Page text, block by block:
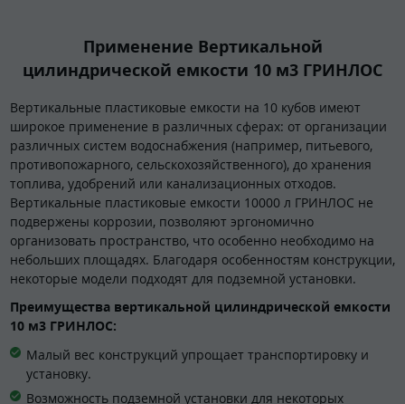
Применение Вертикальной
цилиндрической емкости 10 м3 ГРИНЛОС
Вертикальные пластиковые емкости на 10 кубов имеют
широкое применение в различных сферах: от организации
различных систем водоснабжения (например, питьевого,
противопожарного, сельскохозяйственного), до хранения
топлива, удобрений или канализационных отходов.
Вертикальные пластиковые емкости 10000 л ГРИНЛОС не
подвержены коррозии, позволяют эргономично
организовать пространство, что особенно необходимо на
небольших площадях. Благодаря особенностям конструкции,
некоторые модели подходят для подземной установки.
Преимущества вертикальной цилиндрической емкости
10 м3 ГРИНЛОС:
Малый вес конструкций упрощает транспортировку и
установку.
Возможность подземной установки для некоторых